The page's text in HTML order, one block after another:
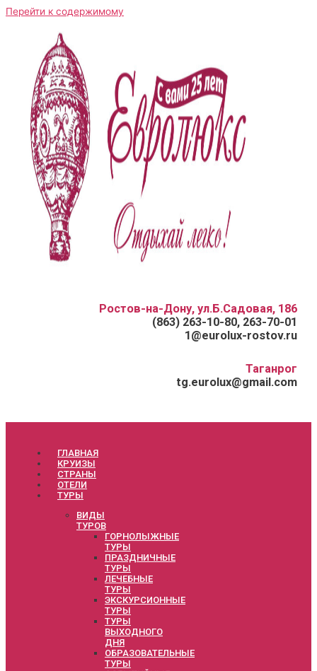
Перейти к содержимому
Ростов-на-Дону, ул.Б.Садовая, 186
(863) 263-10-80, 263-70-01
1@eurolux-rostov.ru
Таганрог
tg.eurolux@gmail.com
ГЛАВНАЯ
КРУИЗЫ
СТРАНЫ
ОТЕЛИ
ТУРЫ
ВИДЫ
ТУРОВ
ГОРНОЛЫЖНЫЕ
ТУРЫ
ПРАЗДНИЧНЫЕ
ТУРЫ
ЛЕЧЕБНЫЕ
ТУРЫ
ЭКСКУРСИОННЫЕ
ТУРЫ
ТУРЫ
ВЫХОДНОГО
ДНЯ
ОБРАЗОВАТЕЛЬНЫЕ
ТУРЫ